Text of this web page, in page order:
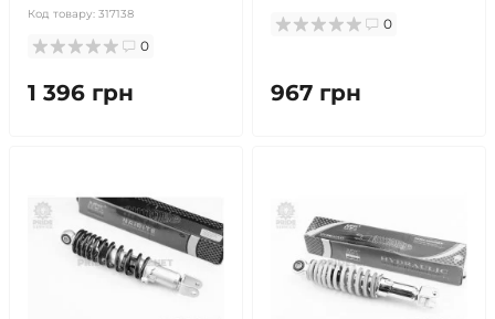
Код товару: 317138
0
1 396 грн
0
967 грн